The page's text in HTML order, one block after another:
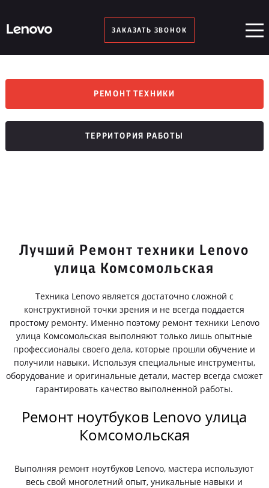
ЗАКАЗАТЬ ЗВОНОК
РЕМОНТ ТЕХНИКИ
ТЕРРИТОРИЯ РАБОТЫ
Лучший Ремонт техники Lenovo
улица Комсомольская
Техника Lenovo является достаточно сложной с
конструктивной точки зрения и не всегда поддается
простому ремонту. Именно поэтому ремонт техники Lenovo
улица Комсомольская выполняют только лишь опытные
профессионалы своего дела, которые прошли обучение и
получили навыки. Используя специальные инструменты,
оборудование и оригинальные детали, мастер всегда сможет
гарантировать качество выполненной работы.
Ремонт ноутбуков Lenovo улица
Комсомольская
Выполняя ремонт ноутбуков Lenovo, мастера используют
весь свой многолетний опыт, уникальные навыки и